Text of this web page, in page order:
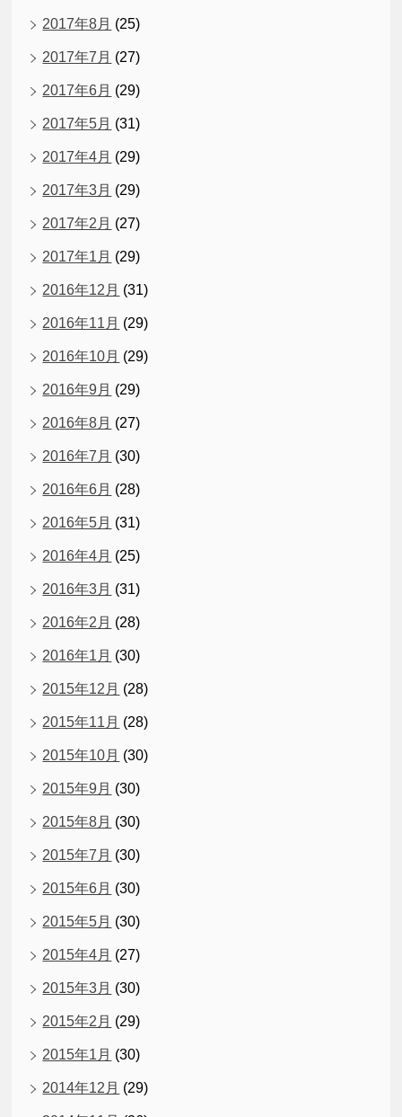
2017年8月 (25)
2017年7月 (27)
2017年6月 (29)
2017年5月 (31)
2017年4月 (29)
2017年3月 (29)
2017年2月 (27)
2017年1月 (29)
2016年12月 (31)
2016年11月 (29)
2016年10月 (29)
2016年9月 (29)
2016年8月 (27)
2016年7月 (30)
2016年6月 (28)
2016年5月 (31)
2016年4月 (25)
2016年3月 (31)
2016年2月 (28)
2016年1月 (30)
2015年12月 (28)
2015年11月 (28)
2015年10月 (30)
2015年9月 (30)
2015年8月 (30)
2015年7月 (30)
2015年6月 (30)
2015年5月 (30)
2015年4月 (27)
2015年3月 (30)
2015年2月 (29)
2015年1月 (30)
2014年12月 (29)